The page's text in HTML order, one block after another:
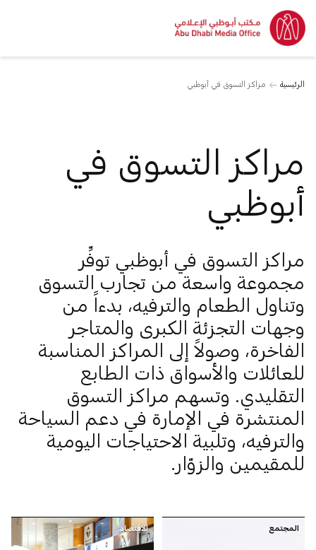
الرئيسية مراكز التسوق في أبوظبي
مراكز التسوق في
أبوظبي
مراكز التسوق في أبوظبي توفِّر
مجموعة واسعة من تجارب التسوق
وتناول الطعام والترفيه، بدءاً من
وجهات التجزئة الكبرى والمتاجر
الفاخرة، وصولاً إلى المراكز المناسبة
للعائلات والأسواق ذات الطابع
التقليدي. وتسهم مراكز التسوق
المنتشرة في الإمارة في دعم السياحة
والترفيه، وتلبية الاحتياجات اليومية
للمقيمين والزوّار.
المجتمع الاقتصاد